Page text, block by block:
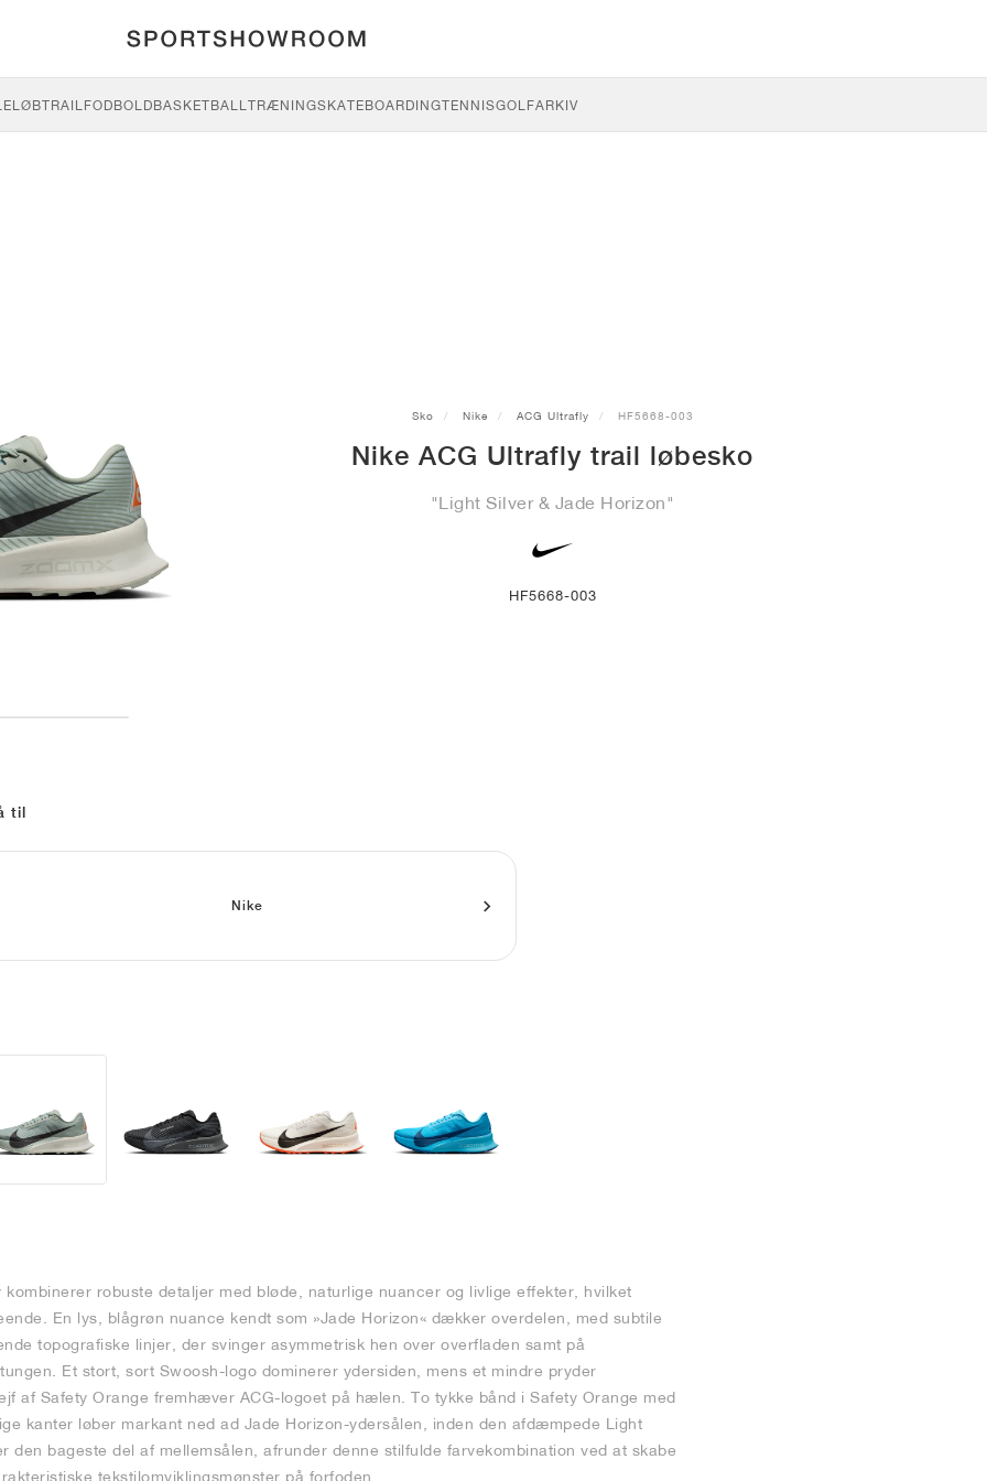
LØBTRAILFODBOLDBASKETBALLTRÆNINGSKATEBOARDINGTENNISGOLFARKIV
Sko Nike ACG Ultrafly HF5668-003
Nike ACG Ultrafly trail løbesko
"Light Silver & Jade Horizon"
HF5668-003
til
Nike
kombinerer robuste detaljer med bløde, naturlige nuancer og livlige effekter, hvilket
En lys, blågrøn nuance kendt som »Jade Horizon« dækker overdelen, med subtile
topografiske linjer, der svinger asymmetrisk hen over overfladen samt på
Et stort, sort Swoosh-logo dominerer ydersiden, mens et mindre pryder
af Safety Orange fremhæver ACG-logoet på hælen. To tykke bånd i Safety Orange med
kanter løber markant ned ad Jade Horizon-ydersålen, inden den afdæmpede Light
den bageste del af mellemsålen, afrunder denne stilfulde farvekombination ved at skabe
tekstilomviklingsmønster på forfoden.